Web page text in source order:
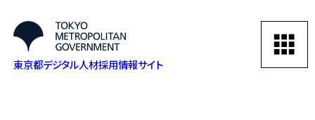
東京都デジタル人材採用情報サイト